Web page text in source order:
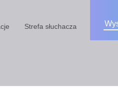
Strefa słuchacza